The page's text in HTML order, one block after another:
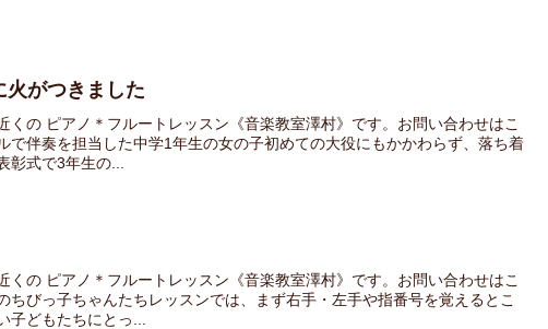
火がつきました
くの ピアノ＊フルートレッスン《音楽教室澤村》です。お問い合わせはこ
で伴奏を担当した中学1年生の女の子初めての大役にもかかわらず、落ち着
彰式で3年生の...
くの ピアノ＊フルートレッスン《音楽教室澤村》です。お問い合わせはこ
ちびっ子ちゃんたちレッスンでは、まず右手・左手や指番号を覚えるとこ
子どもたちにとっ...